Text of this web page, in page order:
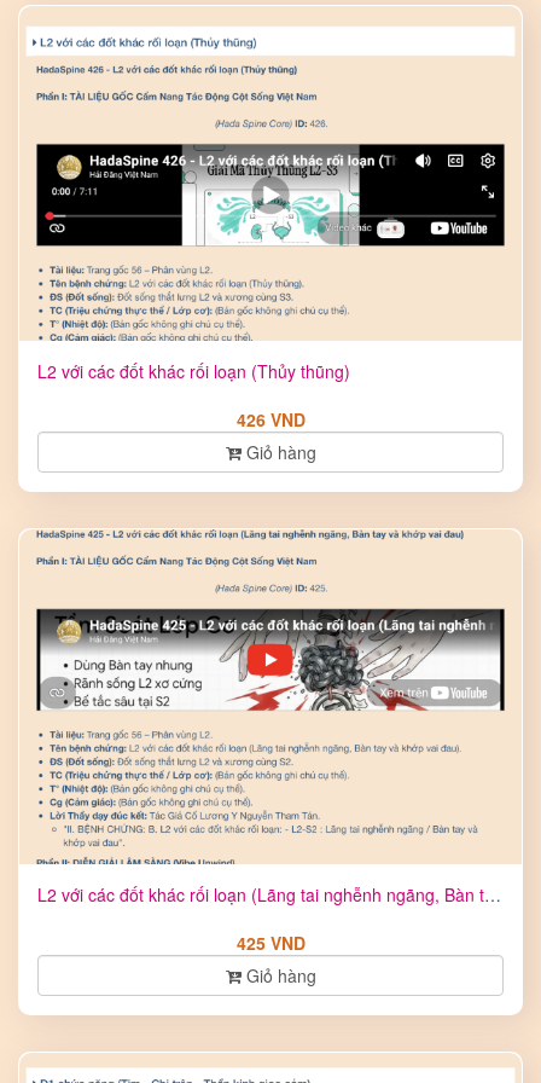
L2 với các đốt khác rối loạn (Thủy thũng)
426 VND
Giỏ hàng
L2 với các đốt khác rối loạn (Lãng tai nghễnh ngãng, Bàn tay ...
425 VND
Giỏ hàng